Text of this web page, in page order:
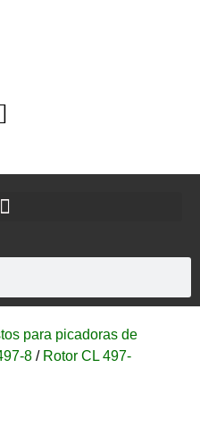
para picadoras de
8 / Rotor CL 497-